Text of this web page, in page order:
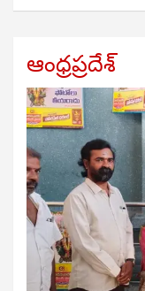
ఆంధ్రప్రదేశ్